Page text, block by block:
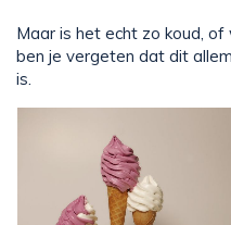
Maar is het echt zo koud,
ben je vergeten dat dit
is.